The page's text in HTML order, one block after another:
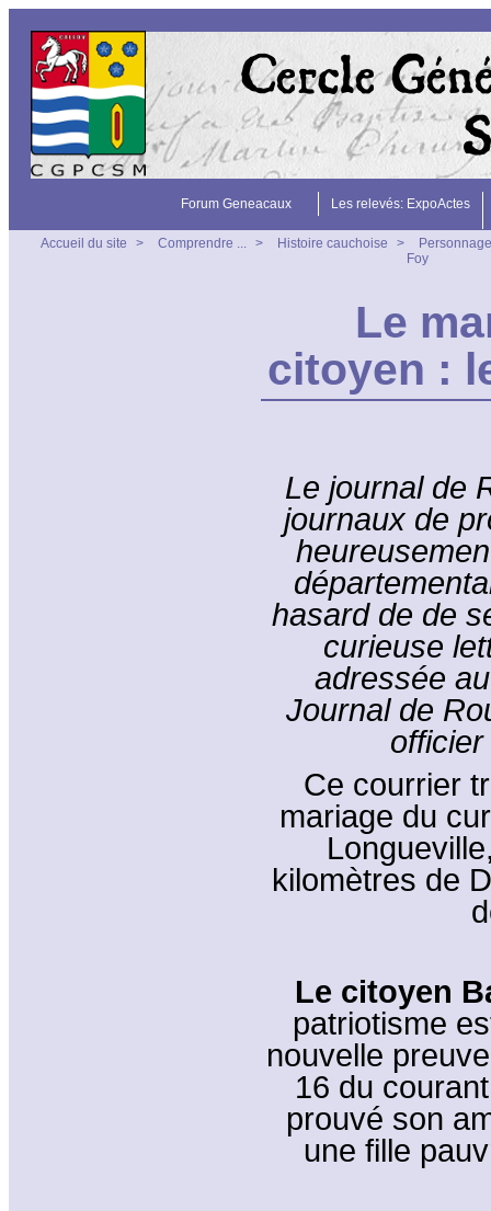
Forum Geneacaux Les relevés: ExpoActes
Accueil du site > Comprendre ... > Histoire cauchoise >
Foy
Le
citoyen :
Le journal de
journaux de
hasard de de
curieuse
adressée
Journal de
Ce courrier
mariage du
kilomètres de
Le citoyen
patriotisme
nouvelle
16 du
prouvé son
une fille